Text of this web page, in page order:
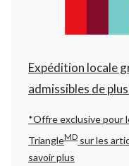
Expédition locale
admissibles de
*Offre exclusive pour
TriangleMD sur les
savoir plus